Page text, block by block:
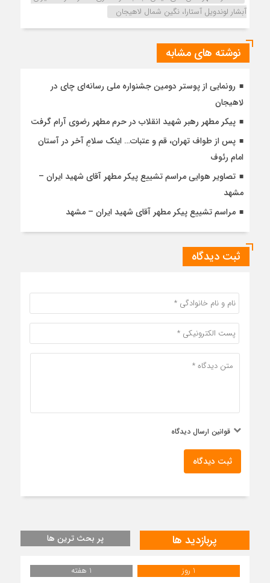
آبشار لوندویل آستارا، نگین شمال لاهیجان
نوشته های مشابه
رونمایی از پوستر دومین جشنواره ملی رسانه‌ای چای در
لاهیجان
پیکر مطهر رهبر شهید انقلاب در حرم مطهر رضوی آرام گرفت
پس از طواف تهران، قم و عتبات… اینک سلامِ آخر در آستان
امام رئوف
تصاویر هوایی مراسم تشییع پیکر مطهر آقای شهید ایران –
مشهد
مراسم تشییع پیکر مطهر آقای شهید ایران – مشهد
ثبت دیدگاه
قوانین ارسال دیدگاه
ثبت دیدگاه
پربازدید ها پر بحث ترین ها
1 روز 1 هفته